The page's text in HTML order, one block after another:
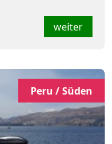
weiter
Peru / Süden